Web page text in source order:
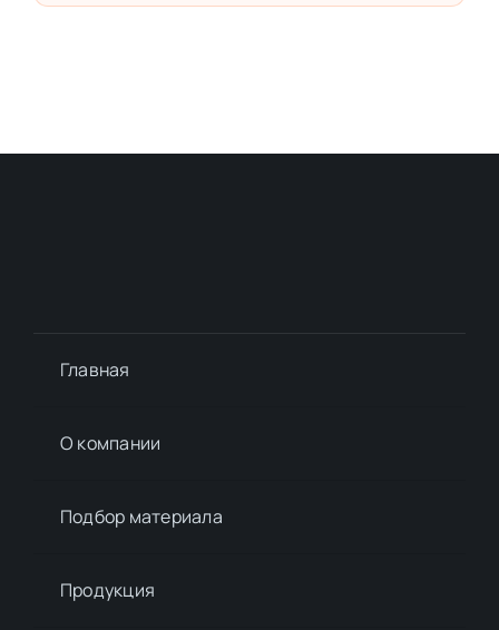
Главная
О компании
Подбор материалa
Продукция